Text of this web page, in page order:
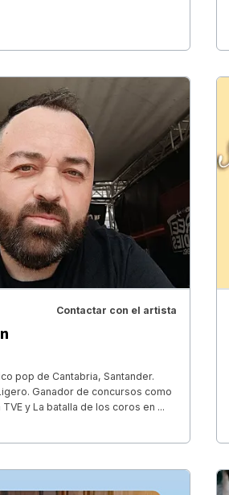
Contactar con el artista
pop de Cantabria, Santander.
Ganador de concursos como
y La batalla de los coros en ...